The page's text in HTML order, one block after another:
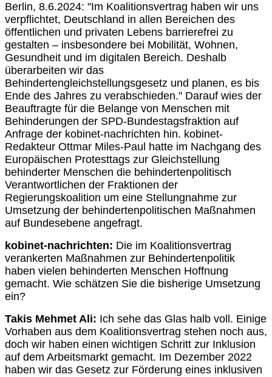
Berlin, 8.6.2024: "Im Koalitionsvertrag haben wir uns
verpflichtet, Deutschland in allen Bereichen des
öffentlichen und privaten Lebens barrierefrei zu
gestalten – insbesondere bei Mobilität, Wohnen,
Gesundheit und im digitalen Bereich. Deshalb
überarbeiten wir das
Behindertengleichstellungsgesetz und planen, es bis
Ende des Jahres zu verabschieden." Darauf wies der
Beauftragte für die Belange von Menschen mit
Behinderungen der SPD-Bundestagsfraktion auf
Anfrage der kobinet-nachrichten hin. kobinet-
Redakteur Ottmar Miles-Paul hatte im Nachgang des
Europäischen Protesttags zur Gleichstellung
behinderter Menschen die behindertenpolitisch
Verantwortlichen der Fraktionen der
Regierungskoalition um eine Stellungnahme zur
Umsetzung der behindertenpolitischen Maßnahmen
auf Bundesebene angefragt.
kobinet-nachrichten: Die im Koalitionsvertrag
verankerten Maßnahmen zur Behindertenpolitik
haben vielen behinderten Menschen Hoffnung
gemacht. Wie schätzen Sie die bisherige Umsetzung
ein?
Takis Mehmet Ali: Ich sehe das Glas halb voll. Einige
Vorhaben aus dem Koalitionsvertrag stehen noch aus,
doch wir haben einen wichtigen Schritt zur Inklusion
auf dem Arbeitsmarkt gemacht. Im Dezember 2022
haben wir das Gesetz zur Förderung eines inklusiven